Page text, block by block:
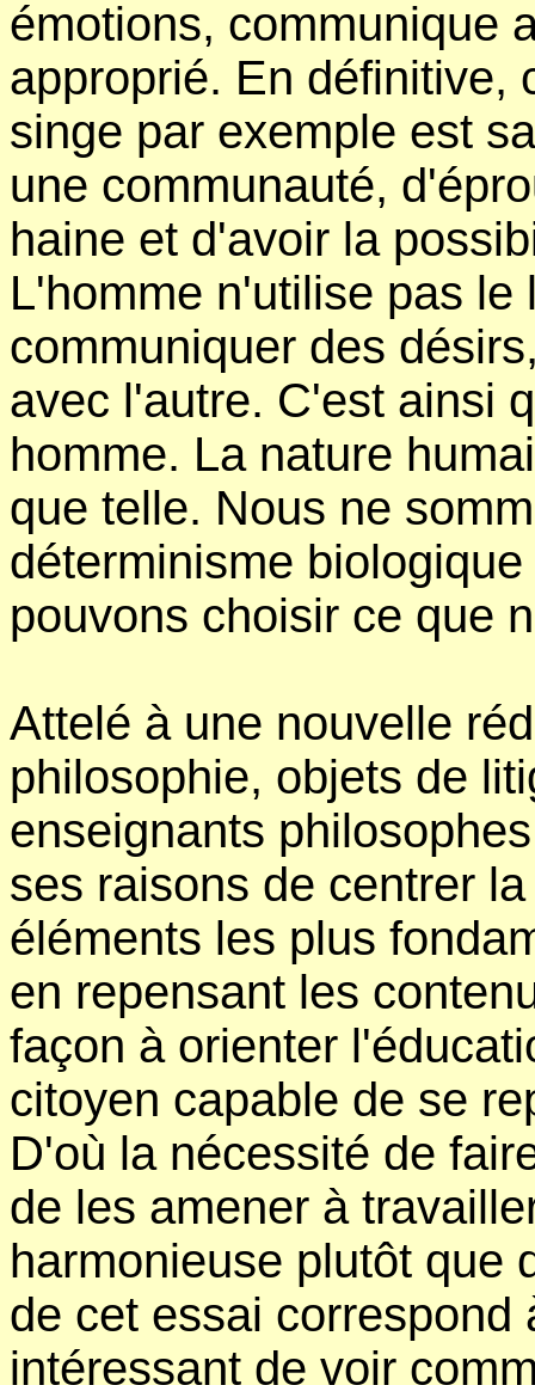
émotions, communique
approprié. En définitive,
singe par exemple est
une communauté,
haine et d'avoir la
L'homme n'utilise pas
communiquer des
avec l'autre. C'est ainsi
homme. La nature
que telle. Nous ne
déterminisme
pouvons choisir ce que
Attelé à une nouvelle
philosophie, objets de
enseignants
ses raisons de centrer
éléments les plus
en repensant les
façon à orienter
citoyen capable de se
D'où la nécessité de
de les amener à
harmonieuse plutôt que
de cet essai
intéressant de voir